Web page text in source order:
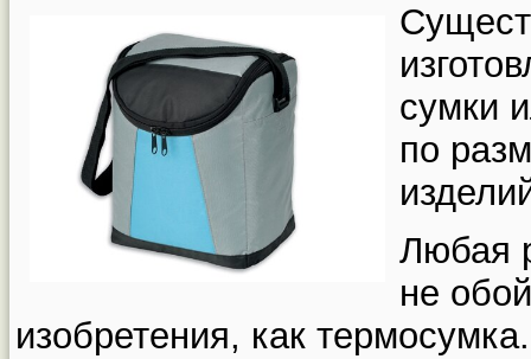
сумки
по
Любая
не
изобретения, как термосумка.